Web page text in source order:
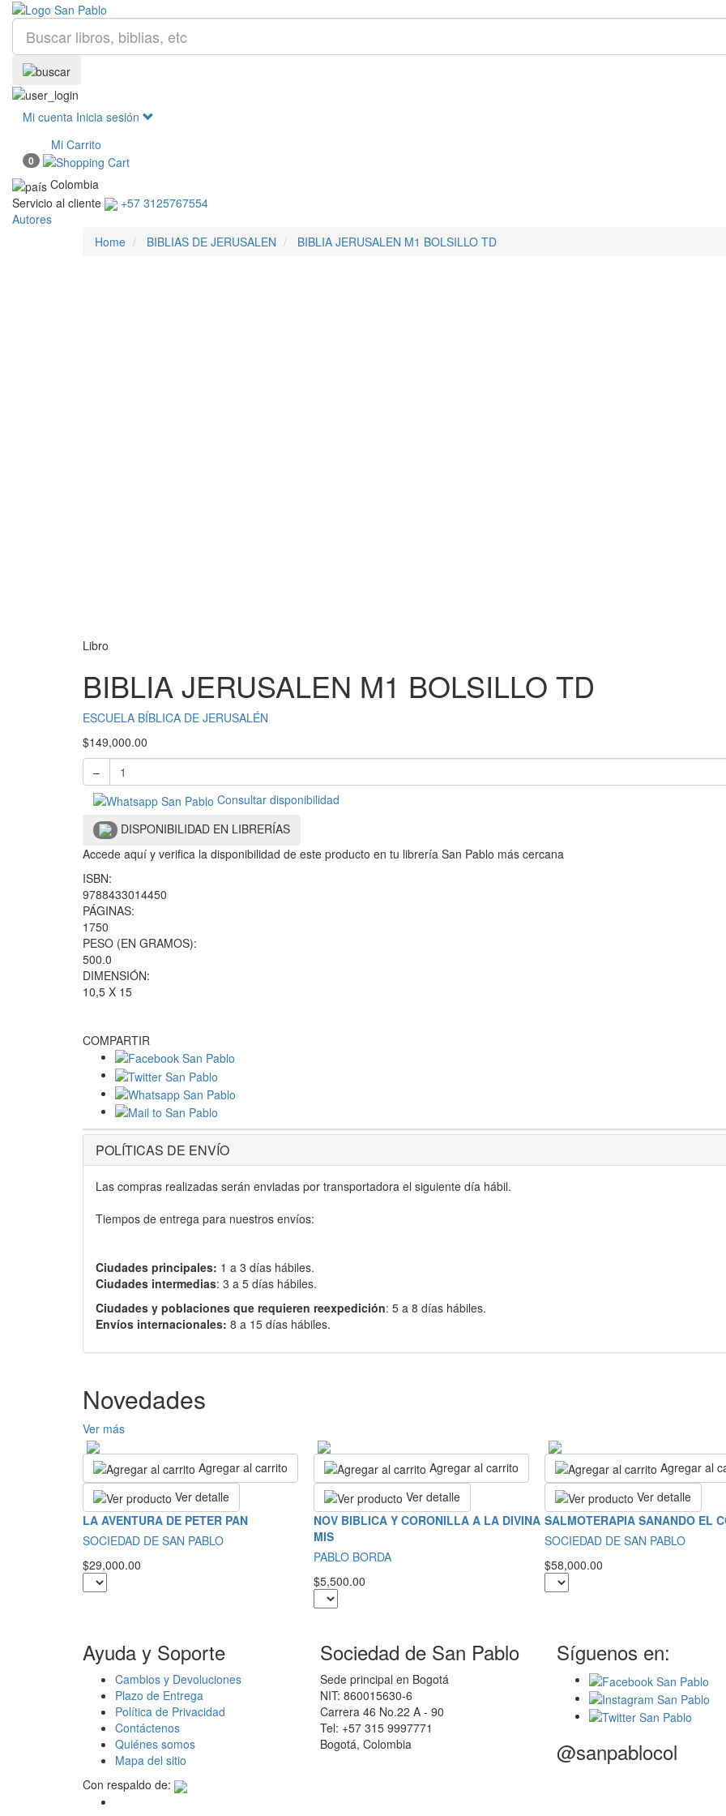
Mi cuenta Inicia sesión
Mi Carrito
0
Colombia
Servicio al cliente
+57 3125767554
Autores
Home
BIBLIAS DE JERUSALEN BIBLIA JERUSALEN M1 BOLSILLO TD
Libro
BIBLIA JERUSALEN M1 BOLSILLO TD
ESCUELA BÍBLICA DE JERUSALÉN
$149,000.00
–
Consultar disponibilidad
DISPONIBILIDAD EN LIBRERÍAS
Accede aquí y verifica la disponibilidad de este producto en tu librería San Pablo más cercana
ISBN:
9788433014450
PÁGINAS:
1750
PESO (EN GRAMOS):
500.0
DIMENSIÓN:
10,5 X 15
COMPARTIR
POLÍTICAS DE ENVÍO
Las compras realizadas serán enviadas por transportadora el siguiente día hábil.
Tiempos de entrega para nuestros envíos:
Ciudades principales: 1 a 3 días hábiles.
Ciudades intermedias: 3 a 5 días hábiles.
Ciudades y poblaciones que requieren reexpedición: 5 a 8 días hábiles.
Envíos internacionales: 8 a 15 días hábiles.
Novedades
Ver más
Agregar al carrito
Ver detalle
LA AVENTURA DE PETER PAN
SOCIEDAD DE SAN PABLO
$29,000.00
Agregar al carrito
Ver detalle
NOV BIBLICA Y CORONILLA A LA DIVINA
MIS
PABLO BORDA
$5,500.00
Agregar al
Ver detalle
SALMOTERAPIA SANANDO EL
SOCIEDAD DE SAN PABLO
$58,000.00
Ayuda y Soporte
Cambios y Devoluciones
Plazo de Entrega
Política de Privacidad
Contáctenos
Quiénes somos
Mapa del sitio
Sociedad de San Pablo
Sede principal en Bogotá
NIT: 860015630-6
Carrera 46 No.22 A - 90
Tel: +57 315 9997771
Bogotá, Colombia
Síguenos en:
@sanpablocol
Con respaldo de: